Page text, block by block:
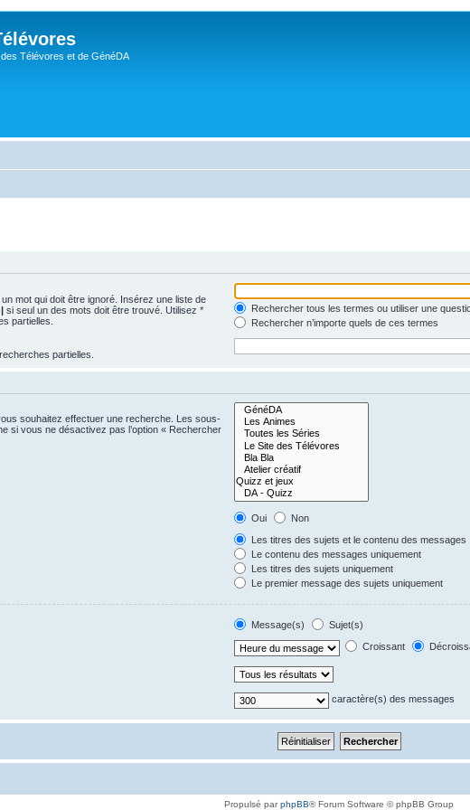
Télévores et de GénéDA
mot qui doit être ignoré. Insérez une liste de
| si seul un des mots doit être trouvé. Utilisez *
partielles.
Rechercher tous les termes ou utiliser une
Rechercher n’importe quels de ces termes
partielles.
souhaitez effectuer une recherche. Les sous-
si vous ne désactivez pas l’option « Rechercher
Oui
Non
Les titres des sujets et le contenu des messages
Le contenu des messages uniquement
Les titres des sujets uniquement
Le premier message des sujets uniquement
Message(s)
Sujet(s)
Croissant
caractère(s) des messages
Propulsé parphpBB® Forum Software © phpBB Group